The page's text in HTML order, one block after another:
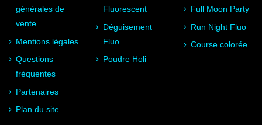
générales de
vente
Mentions légales
Questions
fréquentes
Partenaires
Plan du site
Fluorescent
Déguisement
Fluo
Poudre Holi
Full Moon Party
Run Night Fluo
Course colorée